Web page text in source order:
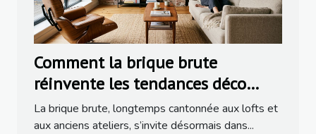
Comment la brique brute
réinvente les tendances déco
dans la rénovation moderne
La brique brute, longtemps cantonnée aux lofts et
aux anciens ateliers, s’invite désormais dans...